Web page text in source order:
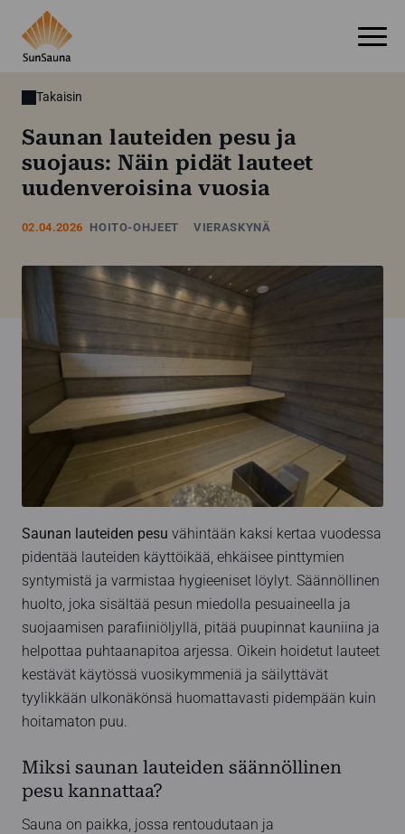
Takaisin
02.04.2026 HOITO-OHJEET VIERASKYNÄ
Saunan lauteiden pesu ja
suojaus: Näin pidät lauteet
uudenveroisina vuosia
Saunan lauteiden pesu vähintään kaksi kertaa vuodessa
pidentää lauteiden käyttöikää, ehkäisee pinttymien
syntymistä ja varmistaa hygieeniset löylyt. Säännöllinen
huolto, joka sisältää pesun miedolla pesuaineella ja
suojaamisen parafiiniöljyllä, pitää puupinnat kauniina ja
helpottaa puhtaanapitoa arjessa. Oikein hoidetut lauteet
kestävät käytössä vuosikymmeniä ja säilyttävät
tyylikkään ulkonäkönsä huomattavasti pidempään kuin
hoitamaton puu.
Miksi saunan lauteiden säännöllinen
pesu kannattaa?
Sauna on paikka, jossa rentoudutaan ja